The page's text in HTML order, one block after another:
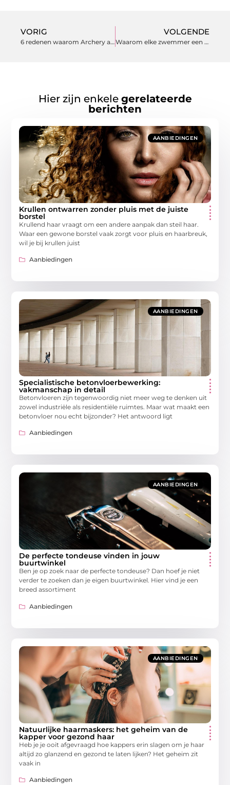
VORIG
6 redenen waarom Archery attack het leukste uitje is!
VOLGENDE
Waarom elke zwemmer een goede zwembril moet hebben
Hier zijn enkele gerelateerde
berichten
AANBIEDINGEN
Krullen ontwarren zonder pluis met de juiste
borstel
Krullend haar vraagt om een andere aanpak dan steil haar.
Waar een gewone borstel vaak zorgt voor pluis en haarbreuk,
wil je bij krullen juist
Aanbiedingen
AANBIEDINGEN
Specialistische betonvloerbewerking:
vakmanschap in detail
Betonvloeren zijn tegenwoordig niet meer weg te denken uit
zowel industriële als residentiële ruimtes. Maar wat maakt een
betonvloer nou echt bijzonder? Het antwoord ligt
Aanbiedingen
AANBIEDINGEN
De perfecte tondeuse vinden in jouw
buurtwinkel
Ben je op zoek naar de perfecte tondeuse? Dan hoef je niet
verder te zoeken dan je eigen buurtwinkel. Hier vind je een
breed assortiment
Aanbiedingen
AANBIEDINGEN
Natuurlijke haarmaskers: het geheim van de
kapper voor gezond haar
Heb je je ooit afgevraagd hoe kappers erin slagen om je haar
altijd zo glanzend en gezond te laten lijken? Het geheim zit
vaak in
Aanbiedingen